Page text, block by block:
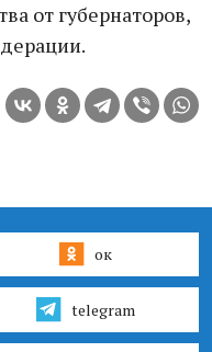
от губернаторов,
ок
telegram